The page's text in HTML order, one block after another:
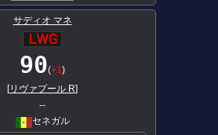
サディオ マネ
90(+1)
[リヴァプール R]
--
セネガル